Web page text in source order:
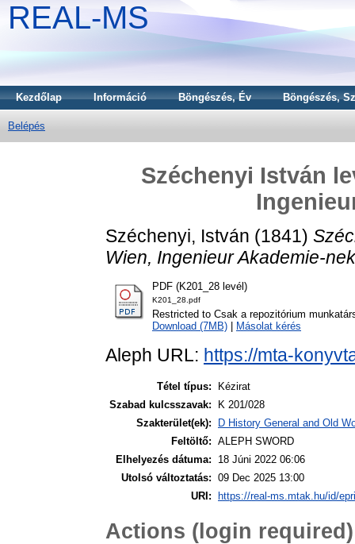
REAL-MS
Kezdőlap Információ Böngészés, Év Böngészés,
Belépés
Széchenyi István
Széchenyi, István (1841)
Wien, Ingenieur Akademie-
PDF (K201_28 levél)
K201_28.pdf
Restricted to Csak a repozitórium
Download (7MB)
Másolat kérés
Aleph URL: https://mta-
Tétel típus:
Kézirat
Szabad kulcsszavak:
K 201/028
Szakterület(ek):
D History General and Old
Feltöltő: ALEPH SWORD
Elhelyezés dátuma:
18 Júni 2022 06:06
Utolsó változtatás: 09 Dec 2025 13:00
URI:
https://real-ms.mtak.hu/id/
Actions (login required)